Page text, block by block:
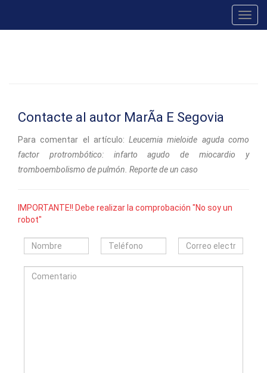
Contacte al autor MarÃ­a E Segovia
Para comentar el artículo:Leucemia mieloide aguda como
factor protrombótico: infarto agudo de miocardio y
tromboembolismo de pulmón. Reporte de un caso
IMPORTANTE!! Debe realizar la comprobación "No soy un
robot"